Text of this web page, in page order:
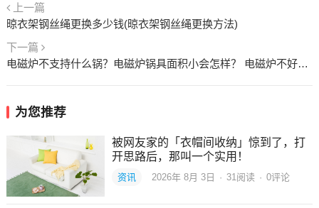
上一篇
晾衣架钢丝绳更换多少钱(晾衣架钢丝绳更换方法)
下一篇
电磁炉不支持什么锅？电磁炉锅具面积小会怎样？ 电磁炉不好用的原因
为您推荐
被网友家的「衣帽间收纳」惊到了，打
开思路后，那叫一个实用！
资讯 2026年 8月 3日 · 31 阅读 · 0评论